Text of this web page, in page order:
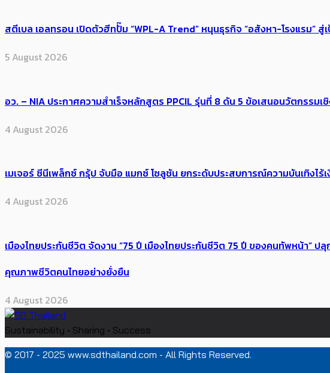
สตีเบล เอลทรอน เปิดตัวฮีทปั๊ม “WPL-A Trend” หนุนธุรกิจ “อสังหา-โรงแรม”
5 August 2026
อว. – NIA ประกาศความสำเร็จหลักสูตร PPCIL รุ่นที่ 8 ดัน 5 ข้อเสนอนวัตกรร
4 August 2026
เมเจอร์ ซีนีเพล็กซ์ กรุ้ป จับมือ แมกซ์ โซลูชัน ยกระดับประสบการณ์ความบันเทิง
4 August 2026
เมืองไทยประกันชีวิต จัดงาน “75 ปี เมืองไทยประกันชีวิต 75 ปี ของคนทัพหน้า”
คุณภาพชีวิตคนไทยอย่างยั่งยืน
4 August 2026
Sustainability • Sharing • Success
© 2017 - 2025 www.sdthailand.com - All Rights Reserved.